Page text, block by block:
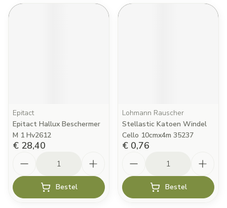
Epitact
Epitact Hallux Beschermer
M 1 Hv2612
€ 28,40
Bestel
Lohmann Rauscher
Stellastic Katoen Windel
Cello 10cmx4m 35237
€ 0,76
Bestel